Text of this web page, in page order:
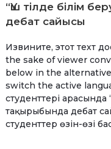
“Үш тілде білім
дебат сайысы
Извините, этот техт
the sake of viewer
below in the
switch the active
студенттері арасында
тақырыбында дебат
студенттер өзін-өзі